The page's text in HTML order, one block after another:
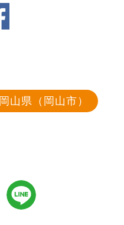
岡山県（岡山市）